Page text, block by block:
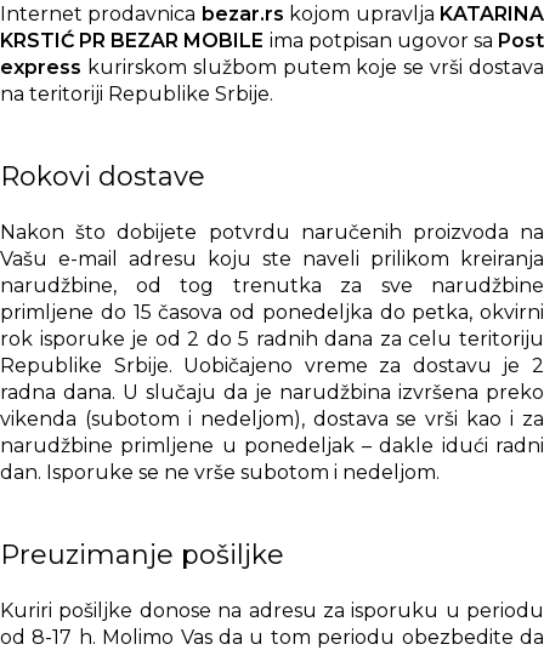
Internet prodavnica bezar.rs kojom upravlja KATARINA
KRSTIĆ PR BEZAR MOBILE ima potpisan ugovor sa Post
express kurirskom službom putem koje se vrši dostava
na teritoriji Republike Srbije.
Rokovi dostave
Nakon što dobijete potvrdu naručenih proizvoda na
Vašu e-mail adresu koju ste naveli prilikom kreiranja
narudžbine, od tog trenutka za sve narudžbine
primljene do 15 časova od ponedeljka do petka, okvirni
rok isporuke je od 2 do 5 radnih dana za celu teritoriju
Republike Srbije. Uobičajeno vreme za dostavu je 2
radna dana. U slučaju da je narudžbina izvršena preko
vikenda (subotom i nedeljom), dostava se vrši kao i za
narudžbine primljene u ponedeljak – dakle idući radni
dan. Isporuke se ne vrše subotom i nedeljom.
Preuzimanje pošiljke
Kuriri pošiljke donose na adresu za isporuku u periodu
od 8-17 h. Molimo Vas da u tom periodu obezbedite da